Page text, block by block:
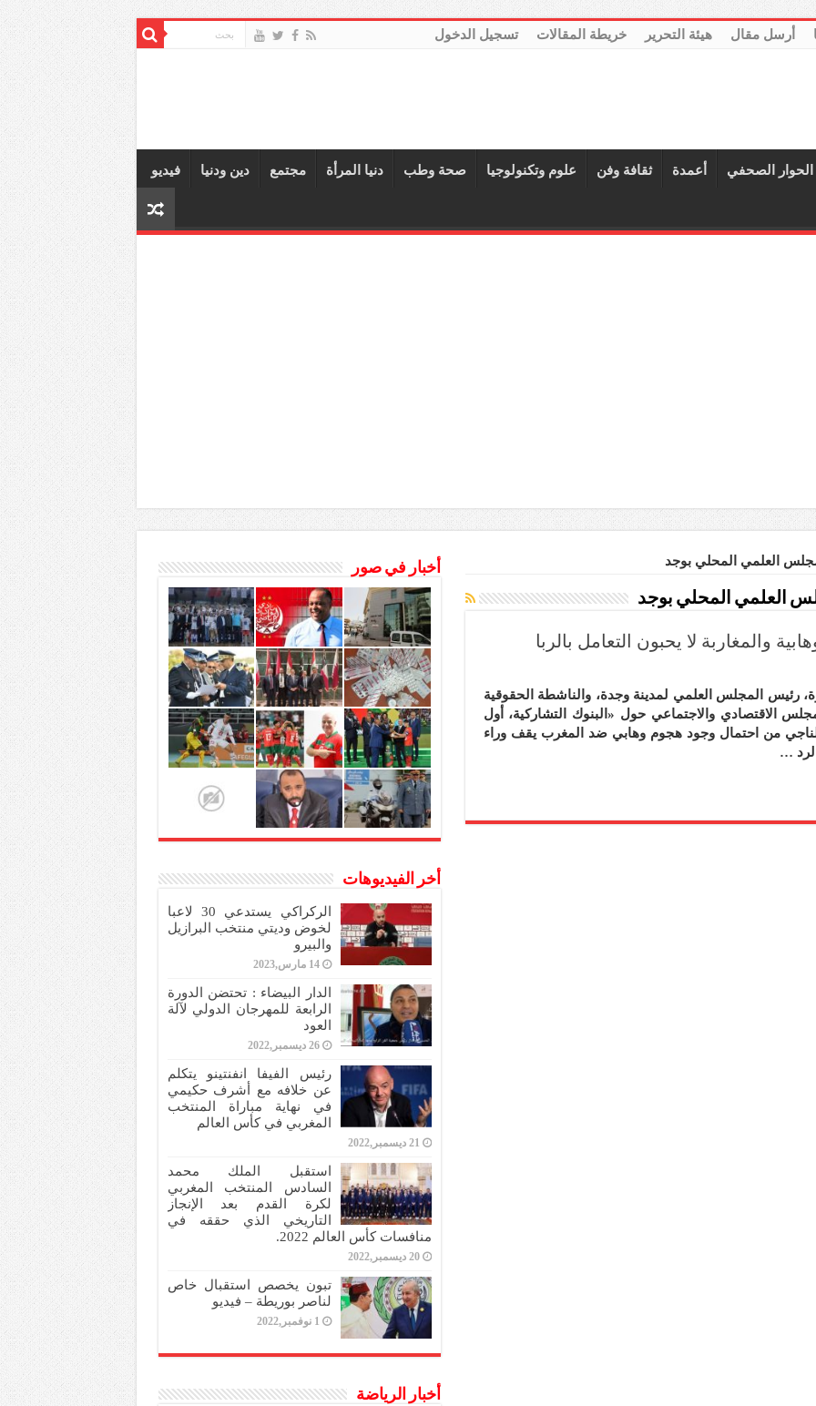
أرسل مقال هيئة التحرير خريطة المقالات تسجيل الدخول
الحوار الصحفي أعمدة ثقافة وفن علوم وتكنولوجيا صحة وطب دنيا المرأة مجتمع دين ودنيا فيديو
العلمي المحلي بوجد
العلمي المحلي بوجد
والمغاربة لا يحبون التعامل بالربا
المجلس العلمي لمدينة وجدة، والناشطة الحقوقية
الاقتصادي والاجتماعي حول «البنوك التشاركية، أول
من احتمال وجود هجوم وهابي ضد المغرب يقف وراء
…
أخبار في صور
أخر الفيديوهات
الركراكي يستدعي 30 لاعبا
لخوض وديتي منتخب البرازيل
والبيرو
14 مارس,2023
الدار البيضاء : تحتضن الدورة
الرابعة للمهرجان الدولي لآلة
العود
26 ديسمبر,2022
رئيس الفيفا انفنتينو يتكلم
عن خلافه مع أشرف حكيمي
في نهاية مباراة المنتخب
المغربي في كأس العالم
21 ديسمبر,2022
استقبل الملك محمد
السادس المنتخب المغربي
لكرة القدم بعد الإنجاز
التاريخي الذي حققه في
منافسات كأس العالم 2022.
20 ديسمبر,2022
تبون يخصص استقبال خاص
لناصر بوريطة – فيديو
1 نوفمبر,2022
أخبار الرياضة